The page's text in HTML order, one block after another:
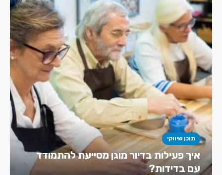
תוכן שיווקי
איך פעילות בדיור מוגן מסייעת להתמודד
עם בדידות?